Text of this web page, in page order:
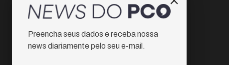
Instagram
Facebook
Preencha seus dados e receba nossa
news diariamente pelo seu e-mail.